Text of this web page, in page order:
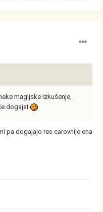
magijske izkušenje,
dogajat
pa dogajajo res carovnije ena